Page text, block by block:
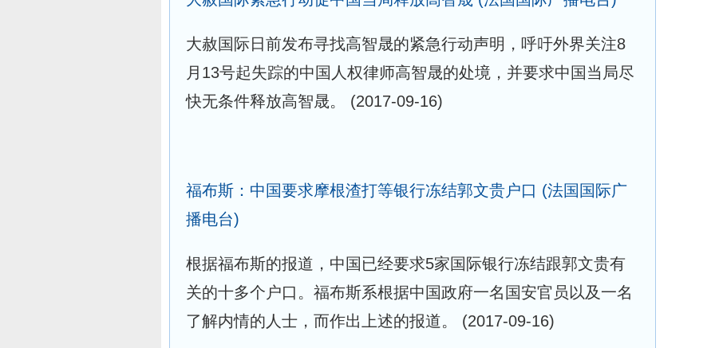
大赦国际日前发布寻找高智晟的紧急行动声明，呼吁外界关注8
月13号起失踪的中国人权律师高智晟的处境，并要求中国当局尽
快无条件释放高智晟。 (2017-09-16)
福布斯：中国要求摩根渣打等银行冻结郭文贵户口 (法国国际广
播电台)
根据福布斯的报道，中国已经要求5家国际银行冻结跟郭文贵有
关的十多个户口。福布斯系根据中国政府一名国安官员以及一名
了解内情的人士，而作出上述的报道。 (2017-09-16)